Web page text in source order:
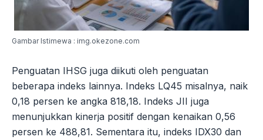
Gambar Istimewa : img.okezone.com
Penguatan IHSG juga diikuti oleh penguatan
beberapa indeks lainnya. Indeks LQ45 misalnya, naik
0,18 persen ke angka 818,18. Indeks JII juga
menunjukkan kinerja positif dengan kenaikan 0,56
persen ke 488,81. Sementara itu, indeks IDX30 dan